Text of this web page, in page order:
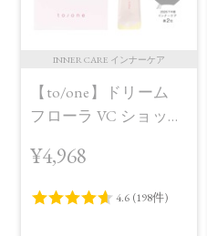
INNER CARE インナーケア
【to/one】ドリーム
フローラ VC ショット
¥4,968